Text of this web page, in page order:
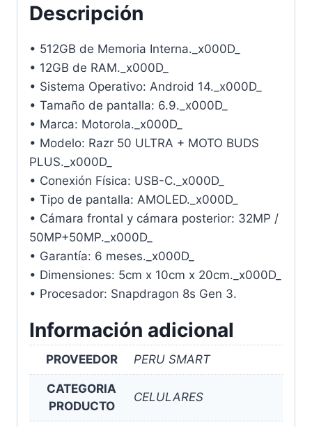
Descripción
• 512GB de Memoria Interna._x000D_
• 12GB de RAM._x000D_
• Sistema Operativo: Android 14._x000D_
• Tamaño de pantalla: 6.9._x000D_
• Marca: Motorola._x000D_
• Modelo: Razr 50 ULTRA + MOTO BUDS
PLUS._x000D_
• Conexión Física: USB-C._x000D_
• Tipo de pantalla: AMOLED._x000D_
• Cámara frontal y cámara posterior: 32MP /
50MP+50MP._x000D_
• Garantía: 6 meses._x000D_
• Dimensiones: 5cm x 10cm x 20cm._x000D_
• Procesador: Snapdragon 8s Gen 3.
Información adicional
PROVEEDOR PERU SMART
CATEGORIA
PRODUCTO
CELULARES